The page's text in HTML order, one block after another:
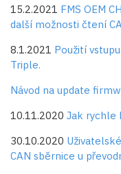
15.2.2021 FMS OEM
další možnosti čtení
8.1.2021 Použití
Triple.
Návod na update
10.11.2020 Jak rychle
30.10.2020
CAN sběrnice u